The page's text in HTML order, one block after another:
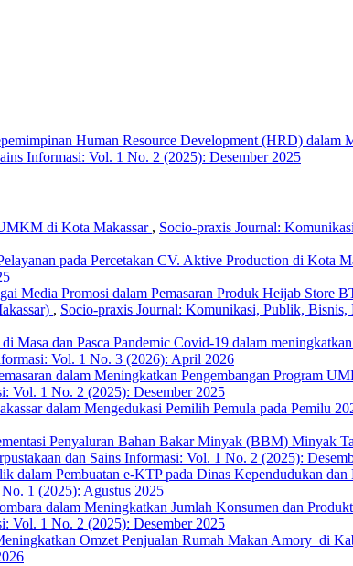
Human Resource Development (HRD)
Informasi: Vol. 1 No. 2 (2025): Desember 2025
di Kota Makassar , Socio-praxis Journal:
pada Percetakan CV. Aktive Production di Kota
Media Promosi dalam Pemasaran Produk Heijab Store
, Socio-praxis Journal: Komunikasi, Publik,
di Masa dan Pasca Pandemic Covid-19 dalam
Vol. 1 No. 3 (2026): April 2026
dalam Meningkatkan Pengembangan Program
Vol. 1 No. 2 (2025): Desember 2025
dalam Mengedukasi Pemilih Pemula pada Pemilu
Penyaluran Bahan Bakar Minyak (BBM) Minyak
dan Sains Informasi: Vol. 1 No. 2 (2025):
dalam Pembuatan e-KTP pada Dinas Kependudukan
1 (2025): Agustus 2025
dalam Meningkatkan Jumlah Konsumen dan
Vol. 1 No. 2 (2025): Desember 2025
Omzet Penjualan Rumah Makan Amory di